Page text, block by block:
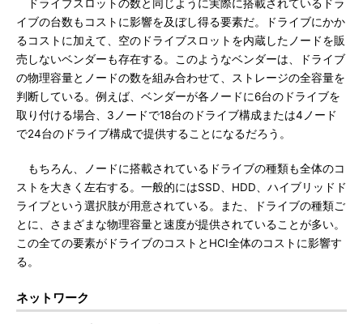
ドライブスロットの数と同じように実際に搭載されているドラ
イブの台数もコストに影響を及ぼし得る要素だ。ドライブにかか
るコストに加えて、空のドライブスロットを内蔵したノードを販
売しないベンダーも存在する。このようなベンダーは、ドライブ
の物理容量とノードの数を組み合わせて、ストレージの全容量を
判断している。例えば、ベンダーが各ノードに6台のドライブを
取り付ける場合、3ノードで18台のドライブ構成または4ノード
で24台のドライブ構成で提供することになるだろう。
もちろん、ノードに搭載されているドライブの種類も全体のコ
ストを大きく左右する。一般的にはSSD、HDD、ハイブリッドド
ライブという選択肢が用意されている。また、ドライブの種類ご
とに、さまざまな物理容量と速度が提供されていることが多い。
この全ての要素がドライブのコストとHCI全体のコストに影響す
る。
ネットワーク